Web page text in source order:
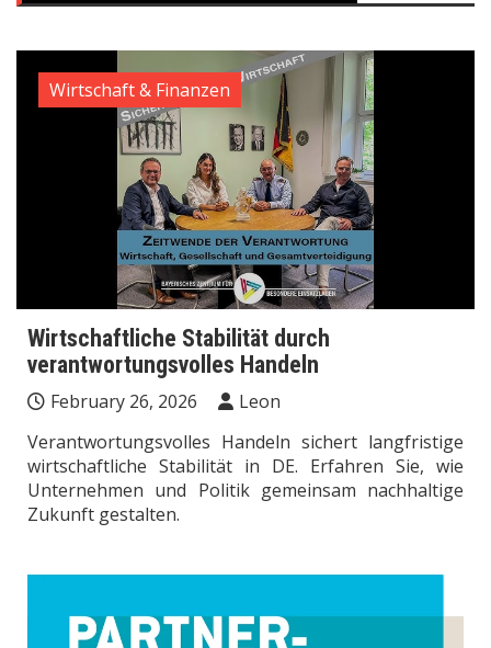
Wirtschaft & Finanzen
Wirtschaftliche Stabilität durch
verantwortungsvolles Handeln
February 26, 2026
Leon
Verantwortungsvolles Handeln sichert langfristige
wirtschaftliche Stabilität in DE. Erfahren Sie, wie
Unternehmen und Politik gemeinsam nachhaltige
Zukunft gestalten.